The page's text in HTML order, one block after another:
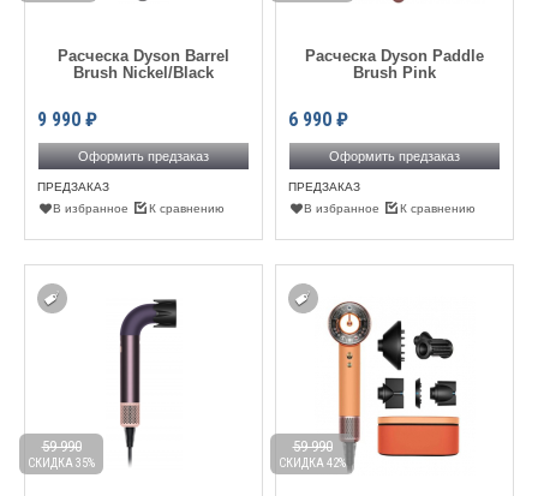
Расческа Dyson Barrel
Brush Nickel/Black
9 990 ₽
Оформить предзаказ
ПРЕДЗАКАЗ
В избранное
К сравнению
Расческа Dyson Paddle
Brush Pink
6 990 ₽
Оформить предзаказ
ПРЕДЗАКАЗ
В избранное
К сравнению
59 990
СКИДКА 35%
59 990
СКИДКА 42%